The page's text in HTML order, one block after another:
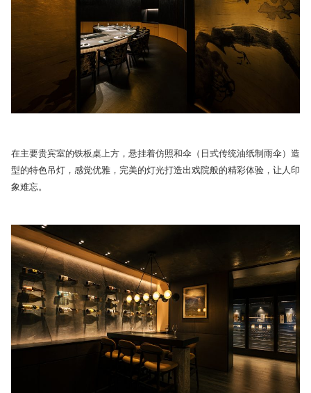
在主要贵宾室的铁板桌上方，悬挂着仿照和伞（日式传统油纸制雨伞）造
型的特色吊灯，感觉优雅，完美的灯光打造出戏院般的精彩体验，让人印
象难忘。